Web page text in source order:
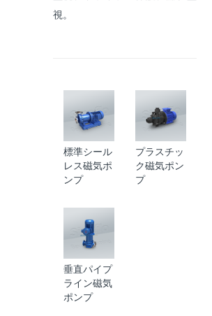
視。
標準シール
レス磁気ポ
ンプ
プラスチッ
ク磁気ポン
プ
垂直パイプ
ライン磁気
ポンプ